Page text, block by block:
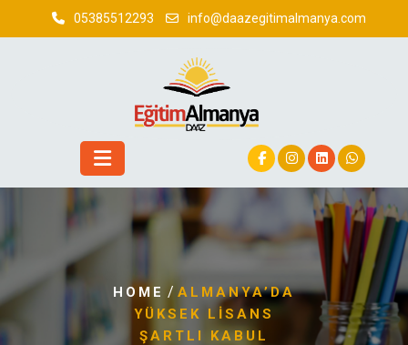
05385512293 info@daazegitimalmanya.com
HOME / ALMANYA’DA
YÜKSEK LISANS
ŞARTLI KABUL